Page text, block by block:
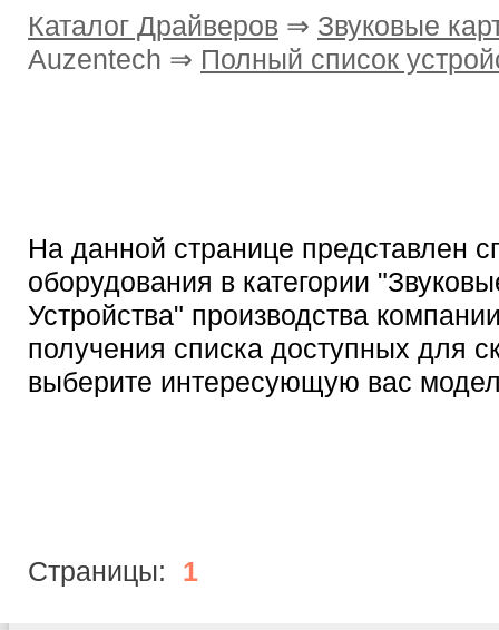
Каталог Драйверов ⇒ Звуковые
Auzentech ⇒ Полный список
На данной странице представлен
оборудования в категории
Устройства" производства
получения списка доступных для
выберите интересующую вас
Страницы: 1